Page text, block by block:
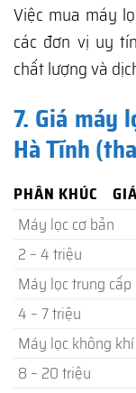
Việc mua máy
các đơn vị uy
chất lượng và
7. Giá máy
Hà Tĩnh
PHÂN KHÚC
Máy lọc cơ bản
2 – 4 triệu
Máy lọc trung cấp
4 – 7 triệu
Máy lọc không
8 – 20 triệu